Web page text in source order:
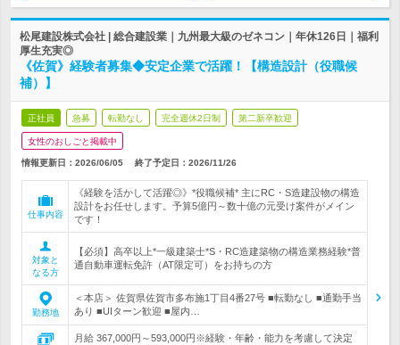
松尾建設株式会社 | 総合建設業｜九州最大級のゼネコン｜年休126日｜福利
厚生充実◎
《佐賀》経験者募集◆安定企業で活躍！【構造設計（役職候
補）】
正社員 急募 転勤なし 完全週休2日制 第二新卒歓迎
女性のおしごと掲載中
情報更新日：2026/06/05 終了予定日： 2026/11/26
仕事内容
《経験を活かして活躍◎》*役職候補* 主にRC・S造建設物の構造
設計をお任せします。予算5億円～数十億の元受け案件がメイン
です！
対象と
なる方
【必須】高卒以上*一級建築士*S・RC造建築物の構造業務経験*普
通自動車運転免許（AT限定可）をお持ちの方
勤務地
＜本店＞ 佐賀県佐賀市多布施1丁目4番27号 ■転勤なし ■通勤手当
あり ■UIターン歓迎 ■屋内…
月給 367,000円～593,000円※経験・年齢・能力を考慮して決定